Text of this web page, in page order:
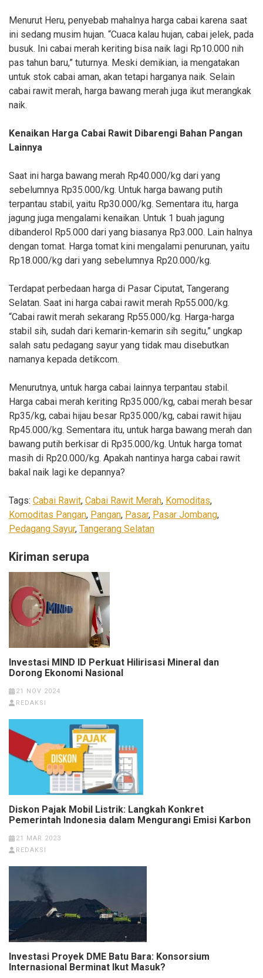
Menurut Heru, penyebab mahalnya harga cabai karena saat
ini sedang musim hujan. “Cuaca kalau hujan, cabai jelek, pada
busuk. Ini cabai merah keriting bisa naik lagi Rp10.000 nih
pas tahun baru,” tuturnya. Meski demikian, ia mengatakan
untuk stok cabai aman, akan tetapi harganya naik. Selain
cabai rawit merah, harga bawang merah juga ikut merangkak
naik.
Kenaikan Harga Cabai Rawit Dibarengi Bahan Pangan
Lainnya
Saat ini harga bawang merah Rp40.000/kg dari yang
sebelumnya Rp35.000/kg. Untuk harga bawang putih
terpantau stabil, yaitu Rp30.000/kg. Sementara itu, harga
jagung juga mengalami kenaikan. Untuk 1 buah jagung
dibanderol Rp5.000 dari yang biasanya Rp3.000. Lain halnya
dengan tomat. Harga tomat kini mengalami penurunan, yaitu
Rp18.000/kg dari yang sebelumnya Rp20.000/kg.
Terdapat perbedaan harga di Pasar Ciputat, Tangerang
Selatan. Saat ini harga cabai rawit merah Rp55.000/kg.
“Cabai rawit merah sekarang Rp55.000/kg. Harga-harga
stabil sih, sudah dari kemarin-kemarin sih segitu,” ungkap
salah satu pedagang sayur yang tidak mau disebutkan
namanya kepada detikcom.
Menurutnya, untuk harga cabai lainnya terpantau stabil.
Harga cabai merah keriting Rp35.000/kg, cabai merah besar
Rp35/kg, cabai hijau besar Rp35.000/kg, cabai rawit hijau
Rp45.000/kg. Sementara itu, untuk harga bawang merah dan
bawang putih berkisar di Rp35.000/kg. Untuk harga tomat
masih di Rp20.000/kg. Apakah nantinya harga cabai rawit
bakal naik lagi ke depannya?
Tags: Cabai Rawit, Cabai Rawit Merah, Komoditas,
Komoditas Pangan, Pangan, Pasar, Pasar Jombang,
Pedagang Sayur, Tangerang Selatan
Kiriman serupa
Investasi MIND ID Perkuat Hilirisasi Mineral dan
Dorong Ekonomi Nasional
21 NOV 2024
REDAKSI
Diskon Pajak Mobil Listrik: Langkah Konkret
Pemerintah Indonesia dalam Mengurangi Emisi Karbon
21 MAR 2023
REDAKSI
Investasi Proyek DME Batu Bara: Konsorsium
Internasional Berminat Ikut Masuk?